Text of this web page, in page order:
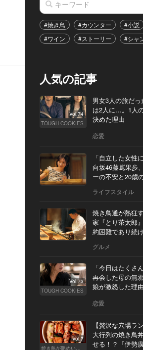
#焼き鳥 #カウンター #小説
#ワイン
#ストーリー #シャ
人気の記事
Vol.74
TOUGH COOKIES
男女3人の旅だ
は2人に…。1人
決めた理由
恋愛
「自立した女性
向坂46藤嶌果歩
ーの不安と20歳
ライフスタイル
焼き鳥通が熱狂
家『とり茶太郎
約困難であり続
グルメ
Vol.73
TOUGH COOKIES
「今日はたくさ
再会した母の無
娘が激怒した理由
恋愛
Vol.7
焼き鳥が艶めいてきた
【贅沢な穴場ラ
大行列の焼き鳥
せる！？『伊勢